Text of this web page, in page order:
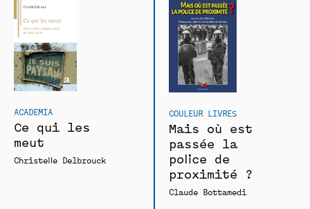
ACADEMIA
Ce qui les
meut
Christelle Delbrouck
COULEUR LIVRES
Mais où est
passée la
police de
proximité ?
Claude Bottamedi